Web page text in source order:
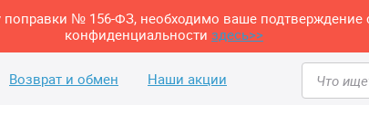
поправки № 156-ФЗ, необходимо ваше подтверждение
конфиденциальности здесь>>
Возврат и обмен Наши акции